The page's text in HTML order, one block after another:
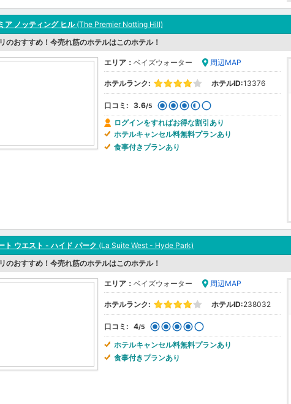
ア ノッティング ヒル(The Premier Notting Hill)
のおすすめ！今売れ筋のホテルはこのホテル！
エリア： ベイズウォーター 周辺MAP
ホテルランク: ホテルID:13376
口コミ: 3.6/5
ログインをすればお得な割引あり
ホテルキャンセル料無料プランあり
食事付きプランあり
ト ウエスト - ハイド パーク (La Suite West - Hyde Park)
のおすすめ！今売れ筋のホテルはこのホテル！
エリア： ベイズウォーター 周辺MAP
ホテルランク: ホテルID:238032
口コミ: 4/5
ホテルキャンセル料無料プランあり
食事付きプランあり